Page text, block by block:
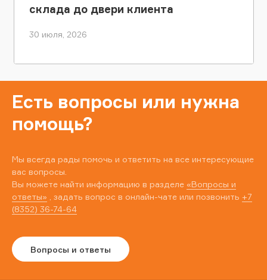
склада до двери клиента
30 июля, 2026
Есть вопросы или нужна
помощь?
Мы всегда рады помочь и ответить на все интересующие
вас вопросы.
Вы можете найти информацию в разделе «Вопросы и
ответы» , задать вопрос в онлайн-чате или позвонить +7
(8352) 36-74-64
Вопросы и ответы